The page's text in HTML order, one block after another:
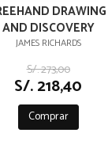
DRAWING
AND DISCOVERY
JAMES RICHARDS
S/. 273,00
S/. 218,40
Comprar